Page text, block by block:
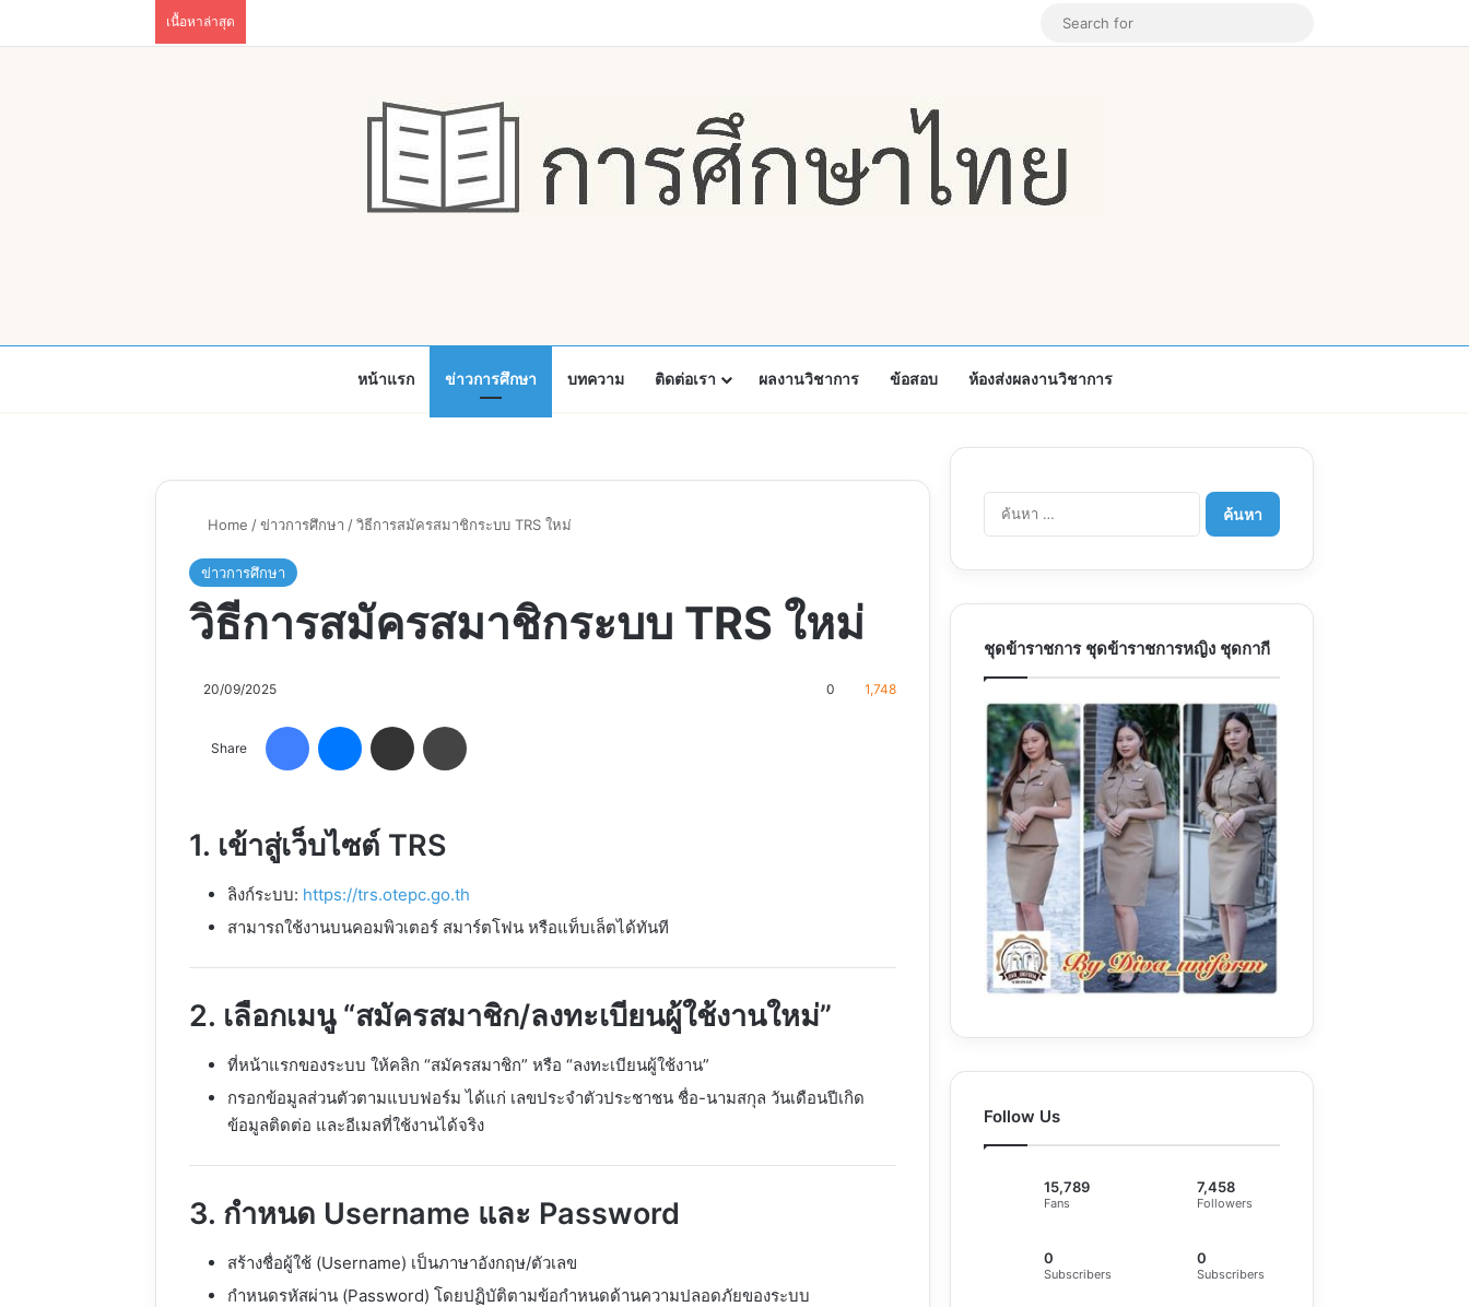
เนื้อหาล่าสุด Instagram
Random Article
หน้าแรก ข่าวการศึกษา บทความ ติดต่อเรา ผลงานวิชาการ ข้อสอบ ห้องส่งผลงานวิชาการ
Home /ข่าวการศึกษา /วิธีการสมัครสมาชิกระบบ TRS ใหม่
ข่าวการศึกษา
วิธีการสมัครสมาชิกระบบ TRS ใหม่
20/09/2025 0 1,748
Share
FacebookMessenger
Share via Email
1. เข้าสู่เว็บไซต์ TRS
ลิงก์ระบบ: https://trs.otepc.go.th
สามารถใช้งานบนคอมพิวเตอร์ สมาร์ตโฟน หรือแท็บเล็ตได้ทันที
2. เลือกเมนู “สมัครสมาชิก/ลงทะเบียนผู้ใช้งานใหม่”
ที่หน้าแรกของระบบ ให้คลิก “สมัครสมาชิก” หรือ “ลงทะเบียนผู้ใช้งาน”
กรอกข้อมูลส่วนตัวตามแบบฟอร์ม ได้แก่ เลขประจำตัวประชาชน ชื่อ-นามสกุล วันเดือนปีเกิด
ข้อมูลติดต่อ และอีเมลที่ใช้งานได้จริง
3. กำหนด Username และ Password
สร้างชื่อผู้ใช้ (Username) เป็นภาษาอังกฤษ/ตัวเลข
กำหนดรหัสผ่าน (Password) โดยปฏิบัติตามข้อกำหนดด้านความปลอดภัยของระบบ
ค้นหา
สำหรับ:
ชุดข้าราชการ ชุดข้าราชการหญิง ชุดกากี
Follow Us
15,789
Fans
7,458
Followers
0
Subscribers
0
Subscribers